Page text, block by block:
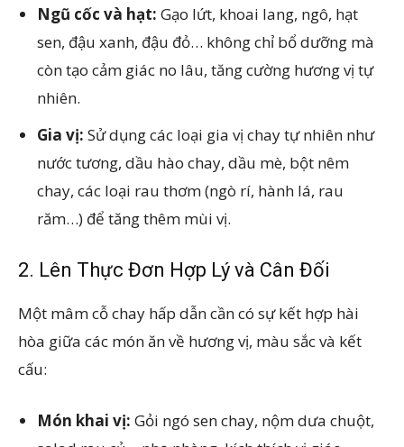
Ngũ cốc và hạt: Gạo lứt, khoai lang, ngô, hạt
sen, đậu xanh, đậu đỏ… không chỉ bổ dưỡng mà
còn tạo cảm giác no lâu, tăng cường hương vị tự
nhiên.
Gia vị: Sử dụng các loại gia vị chay tự nhiên như
nước tương, dầu hào chay, dầu mè, bột nêm
chay, các loại rau thơm (ngò rí, hành lá, rau
răm…) để tăng thêm mùi vị.
2. Lên Thực Đơn Hợp Lý và Cân Đối
Một mâm cỗ chay hấp dẫn cần có sự kết hợp hài
hòa giữa các món ăn về hương vị, màu sắc và kết
cấu:
Món khai vị: Gỏi ngó sen chay, nộm dưa chuột,